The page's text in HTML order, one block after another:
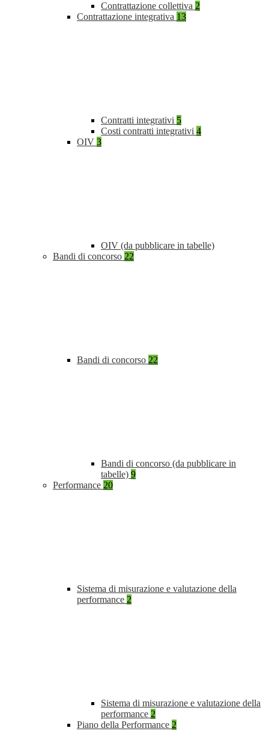
Contrattazione collettiva 2
Contrattazione integrativa 13
Contratti integrativi 5
Costi contratti integrativi 4
OIV 3
OIV (da pubblicare in tabelle)
Bandi di concorso 22
Bandi di concorso 22
Bandi di concorso (da pubblicare in
tabelle) 9
Performance 20
Sistema di misurazione e valutazione della
performance 2
Sistema di misurazione e valutazione della
performance 2
Piano della Performance 2